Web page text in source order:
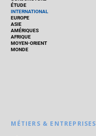
ÉTUDE
INTERNATIONAL
EUROPE
ASIE
AMÉRIQUES
AFRIQUE
MOYEN-ORIENT
MONDE
MÉTIERS & ENTREPRISES